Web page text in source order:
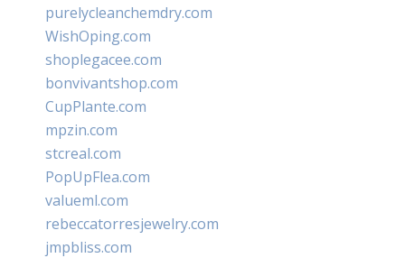
purelycleanchemdry.com
WishOping.com
shoplegacee.com
bonvivantshop.com
CupPlante.com
mpzin.com
stcreal.com
PopUpFlea.com
valueml.com
rebeccatorresjewelry.com
jmpbliss.com